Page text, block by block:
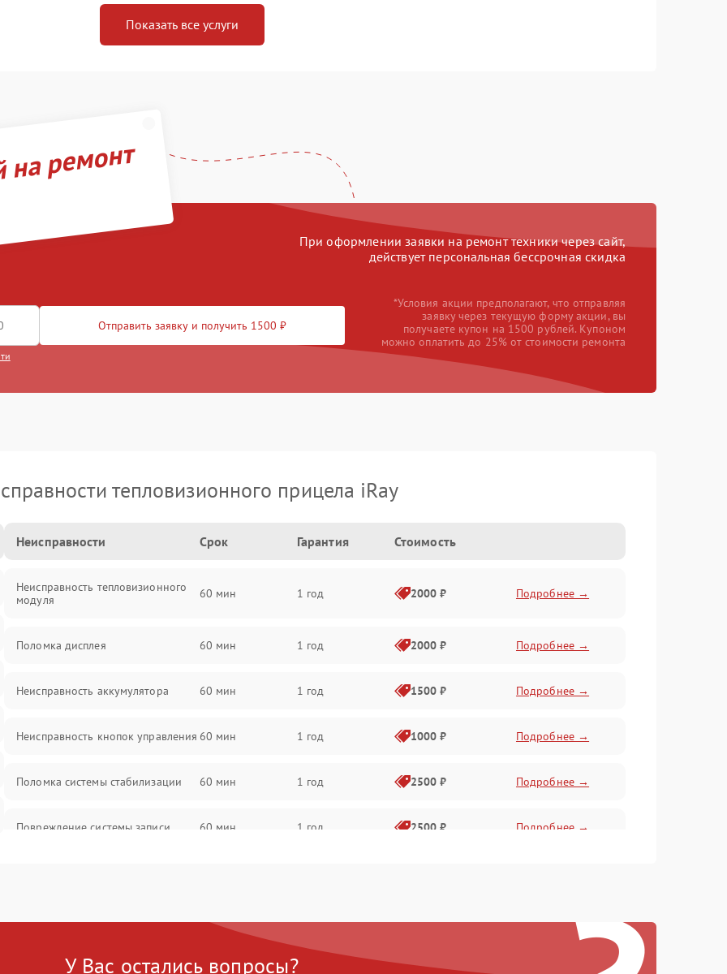
Показать все услуги
ремонт
При оформлении заявки на ремонт техники через сайт,
действует персональная бессрочная скидка
Отправить заявку и получить 1500 ₽
*Условия акции предполагают, что отправляя
заявку через текущую форму акции, вы
получаете купон на 1500 рублей. Купоном
можно оплатить до 25% от стоимости ремонта
тепловизионного прицела iRay
Неисправности Срок Гарантия Стоимость
Неисправность тепловизионного
модуля
60 мин 1 год 2000 ₽ Подробнее →
Поломка дисплея 60 мин 1 год 2000 ₽ Подробнее →
Неисправность аккумулятора 60 мин 1 год 1500 ₽ Подробнее →
Неисправность кнопок управления 60 мин 1 год 1000 ₽ Подробнее →
Поломка системы стабилизации 60 мин 1 год 2500 ₽ Подробнее →
Повреждение системы записи 60 мин 1 год 2500 ₽ Подробнее →
Повреждение системы защиты от
60 мин 1 год 1500 ₽
У Вас остались вопросы?